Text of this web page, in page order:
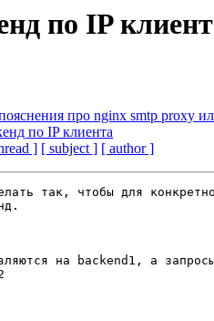
по IP
про nginx smtp proxy
по IP клиента
] [ subject ] [ author ]
так, чтобы для
на backend1, а